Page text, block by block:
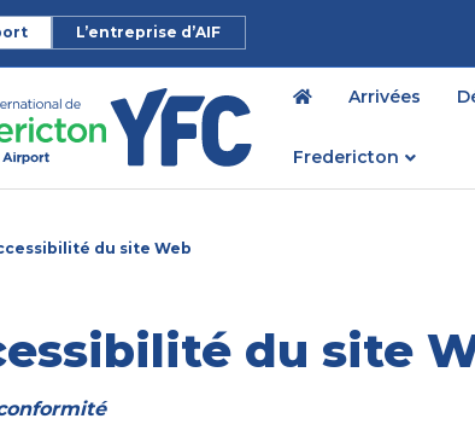
L’entreprise d’AIF
Arrivées
Fredericton
du site Web
du site